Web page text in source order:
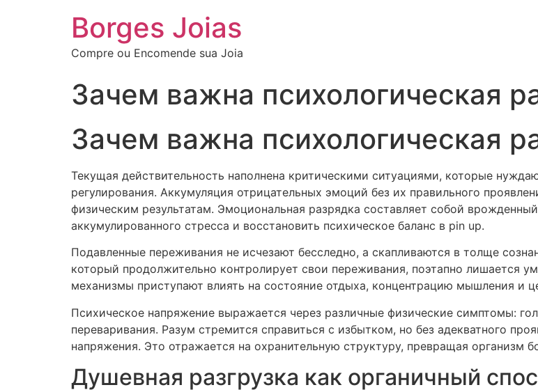
Borges Joias
Compre ou Encomende sua Joia
Зачем важна психологическая
Зачем важна психологическая
Текущая действительность наполнена критическими ситуациями, которые
регулирования. Аккумуляция отрицательных эмоций без их правильного
физическим результатам. Эмоциональная разрядка составляет собой
аккумулированного стресса и восстановить психическое баланс в pin up.
Подавленные переживания не исчезают бесследно, а скапливаются в толще
который продолжительно контролирует свои переживания, поэтапно лишается
механизмы приступают влиять на состояние отдыха, концентрацию мышления и
Психическое напряжение выражается через различные физические симптомы:
переваривания. Разум стремится справиться с избытком, но без адекватного
напряжения. Это отражается на охранительную структуру, превращая организм
Душевная разгрузка как органичный